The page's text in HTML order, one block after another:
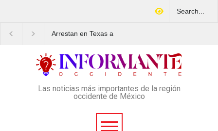
Arrestan en Texas a
esquema Ponzi con más de
4 mil afectados
de admisión: ¿Cuál
lugar y horario de la
protesta?
Las noticias más importantes de la región
occidente de México